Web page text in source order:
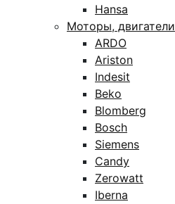
Hansa
Моторы, двигатели
ARDO
Ariston
Indesit
Beko
Blomberg
Bosch
Siemens
Candy
Zerowatt
Iberna